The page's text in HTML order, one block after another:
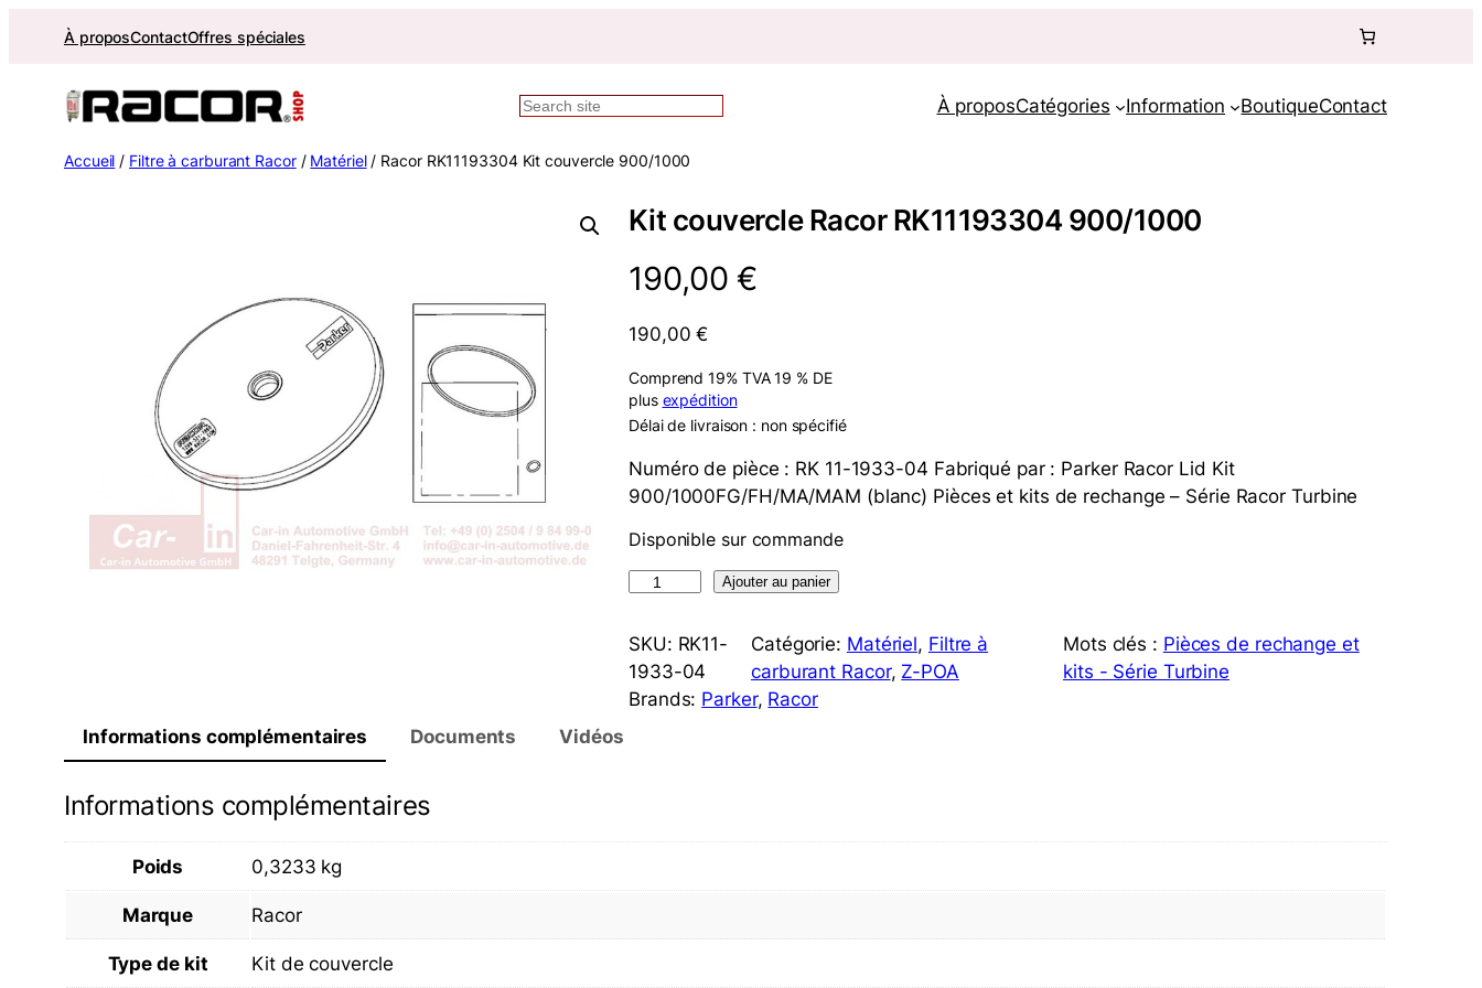
À proposContactOffres spéciales
Recherche À proposCatégories Information BoutiqueContact
Accueil / Filtre à carburant Racor/ Matériel/ Racor RK11193304 Kit couvercle 900/1000
Kit couvercle Racor RK11193304 900/1000
190,00 €
190,00€
Comprend 19% TVA 19 % DE
plus expédition
Délai de livraison : non spécifié
Numéro de pièce : RK 11-1933-04 Fabriqué par : Parker Racor Lid Kit
900/1000FG/FH/MA/MAM (blanc) Pièces et kits de rechange – Série Racor Turbine
Disponible sur commande
a
n
t
a
o
Ajouter au panier
SKU: RK11-
1933-04
Catégorie: Matériel, Filtre à
carburant Racor, Z-POA
Mots clés : Pièces de rechange et
kits - Série Turbine
Brands: Parker, Racor
Informations complémentaires
Documents Vidéos
Informations complémentaires
Poids 0,3233 kg
Marque Racor
Type de kit Kit de couvercle